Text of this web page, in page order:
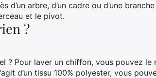
arbre, d’un cadre ou d’une branche
et le pivot.
?
? Pour laver un chiffon, vous pouvez le
d’un tissu 100% polyester, vous